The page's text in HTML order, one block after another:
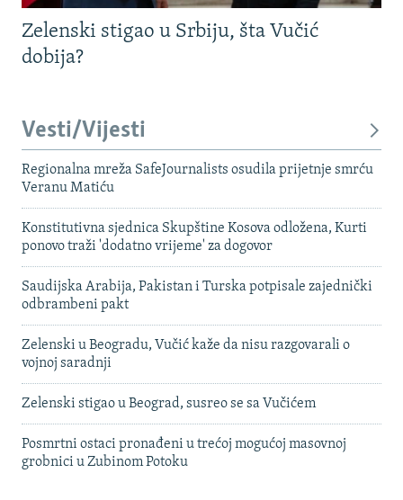
Zelenski stigao u Srbiju, šta Vučić
dobija?
Vesti/Vijesti
Regionalna mreža SafeJournalists osudila prijetnje smrću
Veranu Matiću
Konstitutivna sjednica Skupštine Kosova odložena, Kurti
ponovo traži 'dodatno vrijeme' za dogovor
Saudijska Arabija, Pakistan i Turska potpisale zajednički
odbrambeni pakt
Zelenski u Beogradu, Vučić kaže da nisu razgovarali o
vojnoj saradnji
Zelenski stigao u Beograd, susreo se sa Vučićem
Posmrtni ostaci pronađeni u trećoj mogućoj masovnoj
grobnici u Zubinom Potoku